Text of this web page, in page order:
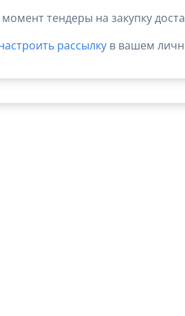
тендеры на закупку
рассылкув вашем